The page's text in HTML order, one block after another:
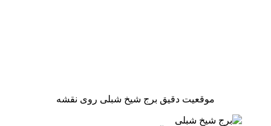
موقعیت دقیق برج شیخ شبلی روی نقشه